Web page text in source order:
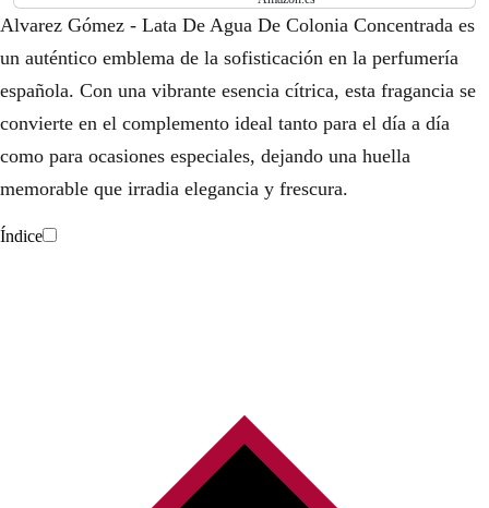
Alvarez Gómez - Lata De Agua De Colonia Concentrada es
un auténtico emblema de la sofisticación en la perfumería
española. Con una vibrante esencia cítrica, esta fragancia se
convierte en el complemento ideal tanto para el día a día
como para ocasiones especiales, dejando una huella
memorable que irradia elegancia y frescura.
Índice